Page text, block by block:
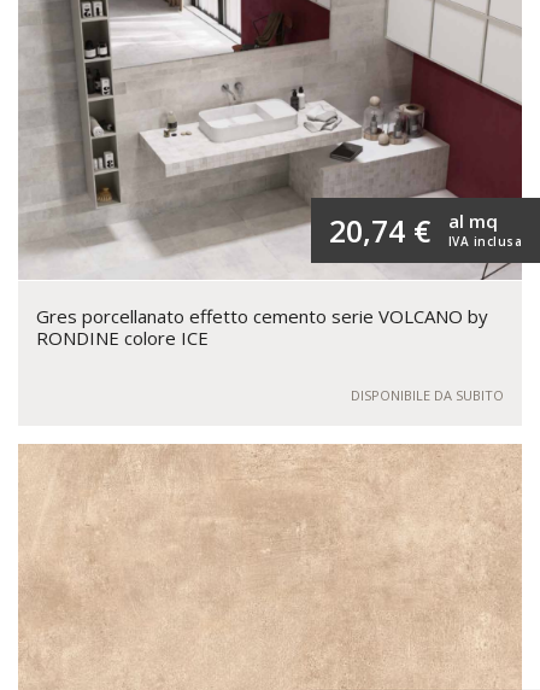
20,74 € IVA inclusa
al mq
Gres porcellanato effetto cemento serie VOLCANO by
RONDINE colore ICE
DISPONIBILE DA SUBITO